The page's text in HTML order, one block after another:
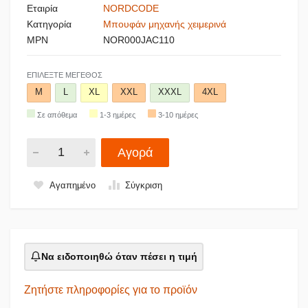
Εταιρία
NORDCODE
Κατηγορία
Μπουφάν μηχανής χειμερινά
MPN
NOR000JAC110
ΕΠΙΛΈΞΤΕ ΜΈΓΕΘΟΣ
M L XL XXL XXXL 4XL
Σε απόθεμα 1-3 ημέρες 3-10 ημέρες
Αγορά
Αγαπημένο Σύγκριση
Να ειδοποιηθώ όταν πέσει η τιμή
Ζητήστε πληροφορίες για το προϊόν